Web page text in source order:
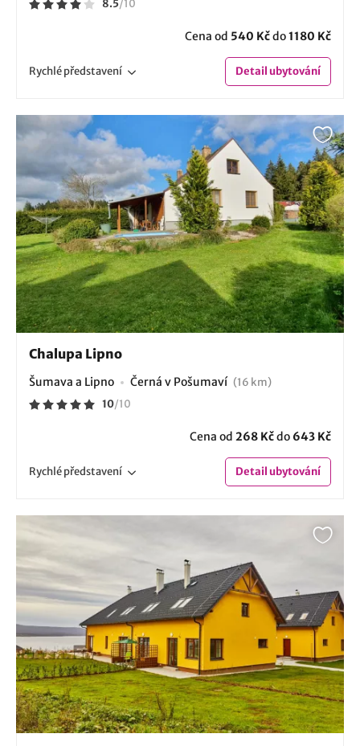
8.5/10
Cena od 540 Kčdo1180 Kč
Rychlépředstavení Detailubytování
Chalupa Lipno
Šumava a Lipno Černá v Pošumaví (16 km)
10/10
Cena od 268 Kčdo 643 Kč
Rychlépředstavení Detailubytování